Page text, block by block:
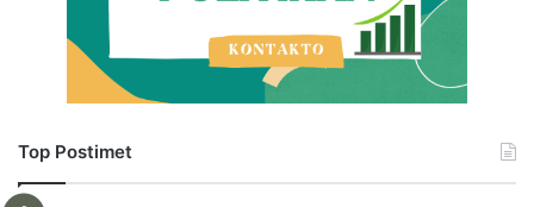
Top Postimet